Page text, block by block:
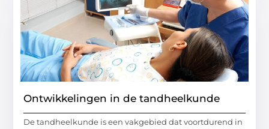
Ontwikkelingen in de tandheelkunde
De tandheelkunde is een vakgebied dat voortdurend in